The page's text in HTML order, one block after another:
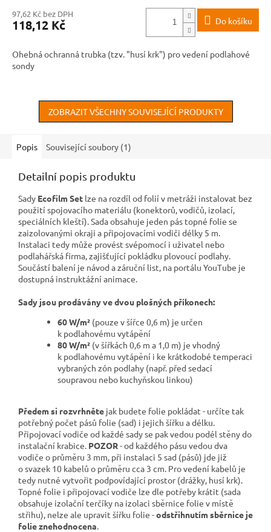
97,62 Kč bez DPH
118,12 Kč Do košíku
Ohebná ochranná trubka (tzv. "husí krk") pro vedení podlahové
sondy
ZOBRAZIT VŠECHNY SOUVISEJÍCÍ PRODUKTY
Popis Související soubory (1)
Detailní popis produktu
Sady Ecofilm Set lze na rozdíl od folií v metráži instalovat bez
použití spojovacího materiálu (konektorů, vodičů, izolací,
speciálních kleští). Sada obsahuje jeden pás topné folie se
zaizolovanými okraji a připojovacími vodiči délky 5 m.
Instalaci tedy může provést svépomocí i uživatel nebo
podlahářská firma, zajišťující pokládku plovoucí podlahy.
Součástí balení je návod a záruční list, na portálu YouTube je
dostupná instruktážní animace.
Sady jsou prodávány ve dvou plošných příkonech:
60 W/m² (pouze v šířce 0,6 m) je určen
k podlahovému vytápění
80 W/m² (v šířkách 0,6 m a 1,0 m) je vhodný
k podlahovému vytápění i ke krátkodobé temperaci
vybraných zón podlahy (např. před sedací
soupravou nebo kuchyňskou linkou)
Předem si rozvrhněte jak budete folie pokládat - určíte tak
potřebný počet pásů folie (sad) i jejich šířku a délku.
Připojovací vodiče od každé sady se pak vedou podél stěny do
instalační krabice. POZOR- od každého pásu vedou dva
vodiče o průměru 3 mm, při instalaci 5 sad (pásů) jde již
o svazek 10 kabelů o průměru cca 3 cm. Pro vedení kabelů je
tedy nutné vytvořit podpovídající prostor (drážky, husí krk).
Topné folie i připojovací vodiče lze dle potřeby krátit (sada
obsahuje izolační terčíky na izolaci sběrnice folie v místě
střihu), nelze ale upravit šířku folie -odstřihnutím sběrnice je
folie znehodnocena.